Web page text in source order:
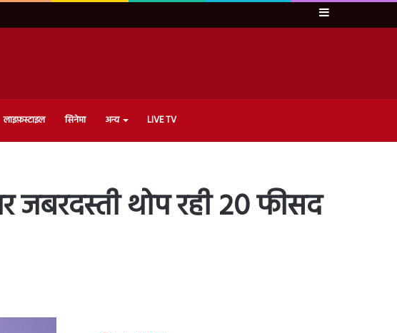
Sidebar
लाइफ़स्टाइल सिनेमा अन्य LIVE TV
जबरदस्ती थोप रही 20 फीसद